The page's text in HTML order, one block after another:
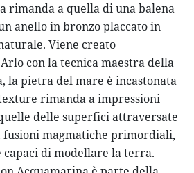
rimanda a quella di una balena
anello in bronzo placcato in
. Viene creato
Arlo con latecnicamaestra della
, la pietra del mare è incastonata
rimanda a impressioni
delle superfici attraversate
fusioni magmatiche primordiali,
capaci di modellare la terra.